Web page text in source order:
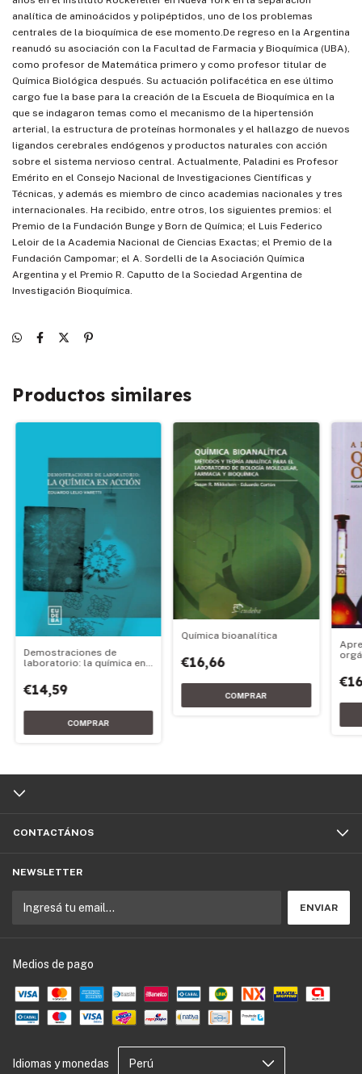
analítica de aminoácidos y polipéptidos, uno de los problemas
centrales de la bioquímica de ese momento.De regreso en la Argentina
reanudó su asociación con la Facultad de Farmacia y Bioquímica (UBA),
como profesor de Matemática primero y como profesor titular de
Química Biológica después. Su actuación polifacética en ese último
cargo fue la base para la creación de la Escuela de Bioquímica en la
que se indagaron temas como el mecanismo de la hipertensión
arterial, la estructura de proteínas hormonales y el hallazgo de nuevos
ligandos cerebrales endógenos y productos naturales con acción
sobre el sistema nervioso central. Actualmente, Paladini es Profesor
Emérito en el Consejo Nacional de Investigaciones Científicas y
Técnicas, y además es miembro de cinco academias nacionales y tres
internacionales. Ha recibido, entre otros, los siguientes premios: el
Premio de la Fundación Bunge y Born de Química; el Luis Federico
Leloir de la Academia Nacional de Ciencias Exactas; el Premio de la
Fundación Campomar; el A. Sordelli de la Asociación Química
Argentina y el Premio R. Caputto de la Sociedad Argentina de
Investigación Bioquímica.
Productos similares
Demostraciones de
laboratorio: la química en
€14,59
Química bioanalítica
€16,66
CONTACTÁNOS
NEWSLETTER
Medios de pago
Idiomas y monedas